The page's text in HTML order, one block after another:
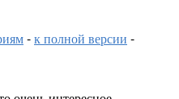
-к полной версии -